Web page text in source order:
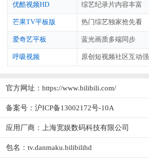
优酷视频HD 综艺纪录片内容丰富
芒果TV平板版 热门综艺独家抢先看
爱奇艺平板 蓝光画质多端同步
呼吸视频 原创短视频社区互动强
官方网址： https://www.bilibili.com/
备案号：沪ICP备13002172号-10A
应用厂商： 上海宽娱数码科技有限公司
包名：tv.danmaku.bilibilihd